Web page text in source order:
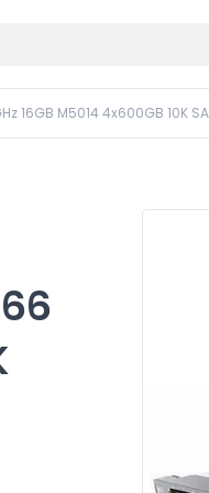
16GB M5014 4x600GB 10K